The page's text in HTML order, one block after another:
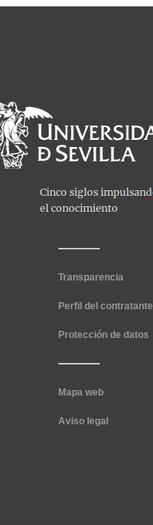
Transparencia
Perfil del contratante
Protección de datos
Mapa web
Aviso legal